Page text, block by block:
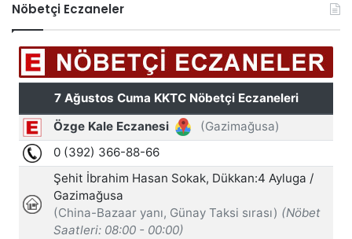
Nöbetçi Eczaneler